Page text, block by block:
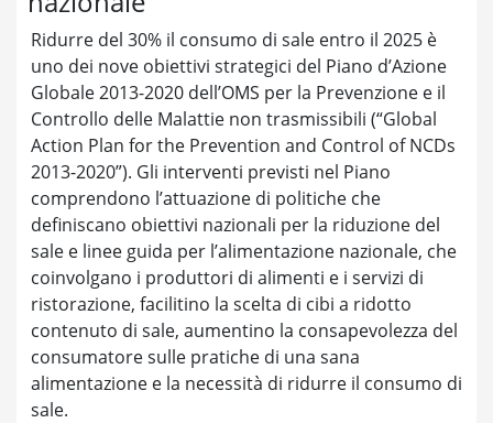
Ridurre del 30% il consumo di sale entro il 2025 è
uno dei nove obiettivi strategici del Piano d’Azione
Globale 2013-2020 dell’OMS per la Prevenzione e il
Controllo delle Malattie non trasmissibili (“Global
Action Plan for the Prevention and Control of NCDs
2013-2020”). Gli interventi previsti nel Piano
comprendono l’attuazione di politiche che
definiscano obiettivi nazionali per la riduzione del
sale e linee guida per l’alimentazione nazionale, che
coinvolgano i produttori di alimenti e i servizi di
ristorazione, facilitino la scelta di cibi a ridotto
contenuto di sale, aumentino la consapevolezza del
consumatore sulle pratiche di una sana
alimentazione e la necessità di ridurre il consumo di
sale.